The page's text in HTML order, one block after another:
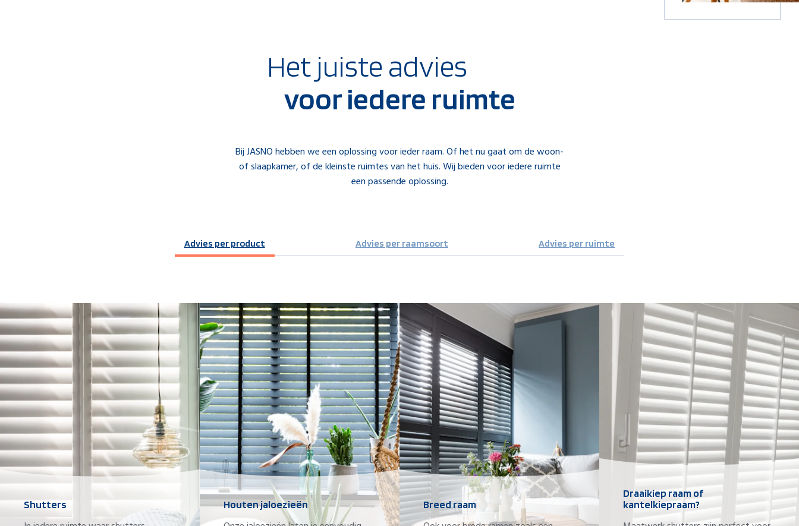
Het juiste advies
voor iedere ruimte
Bij JASNO hebben we een oplossing voor ieder raam. Of het nu gaat om de woon-
of slaapkamer, of de kleinste ruimtes van het huis. Wij bieden voor iedere ruimte
een passende oplossing.
Advies per product Advies per raamsoort Advies per ruimte
Shutters Houten jaloezieën Breed raam
Draaikiep raam of
kantelkiepraam?